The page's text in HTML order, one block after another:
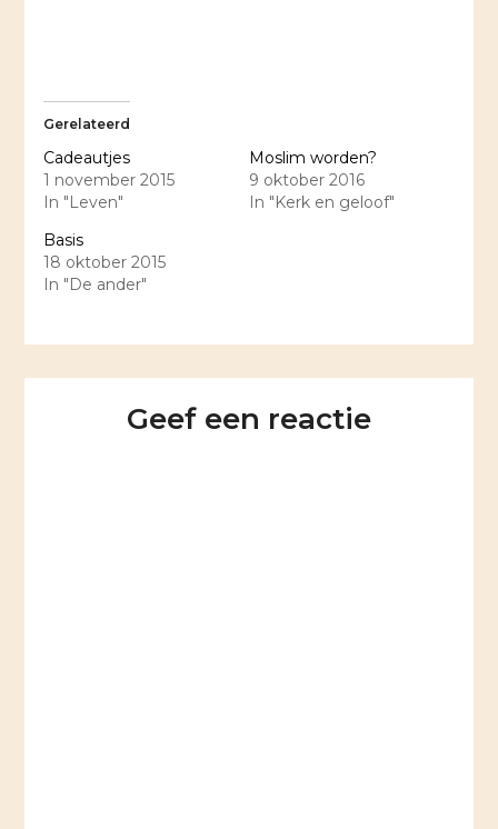
Gerelateerd
Cadeautjes
1 november 2015
In "Leven"
Moslim worden?
9 oktober 2016
In "Kerk en geloof"
Basis
18 oktober 2015
In "De ander"
Geef een reactie